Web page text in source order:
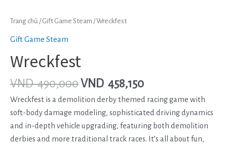
Trang chủ /Gift Game Steam / Wreckfest
Gift Game Steam
Wreckfest
VND490,000VND 458,150
Wreckfest is a demolition derby themed racing game with
soft-body damage modeling, sophisticated driving dynamics
and in-depth vehicle upgrading, featuring both demolition
derbies and more traditional track races. It’s all about fun,